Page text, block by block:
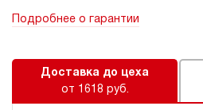
Подробнее о гарантии
Доставка до цеха
от 1618 руб.